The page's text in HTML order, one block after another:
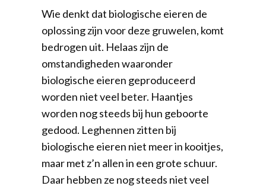
Wie denkt dat biologische eieren de
oplossing zijn voor deze gruwelen, komt
bedrogen uit. Helaas zijn de
omstandigheden waaronder
biologische eieren geproduceerd
worden niet veel beter. Haantjes
worden nog steeds bij hun geboorte
gedood. Leghennen zitten bij
biologische eieren niet meer in kooitjes,
maar met z’n allen in een grote schuur.
Daar hebben ze nog steeds niet veel